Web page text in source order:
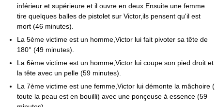
inférieur et supérieure et il ouvre en deux.Ensuite une femme
tire quelques balles de pistolet sur Victor,ils pensent qu'il est
mort (46 minutes).
La 5ème victime est un homme,Victor lui fait pivoter sa tête de
180° (49 minutes).
La 6ème victime est un homme,Victor lui coupe son pied droit et
la tête avec un pelle (59 minutes).
La 7ème victime est une femme,Victor lui démonte la mâchoire (
toute la peau est en bouilli) avec une ponçeuse à essence (59